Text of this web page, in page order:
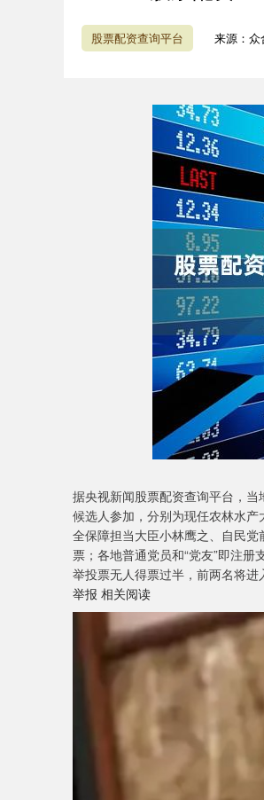
股票配资查询平台 来源：众
据央视新闻股票配资查询平台，
候选人参加，分别为现任农林水
全保障担当大臣小林鹰之、自民
票；各地普通党员和“党友”即注
举投票无人得票过半，前两名将进
举报 相关阅读